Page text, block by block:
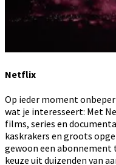
Netflix
Op ieder moment
wat je interesseert: Met
films, series en
kaskrakers en groots
gewoon een abonnement
keuze uit duizenden van